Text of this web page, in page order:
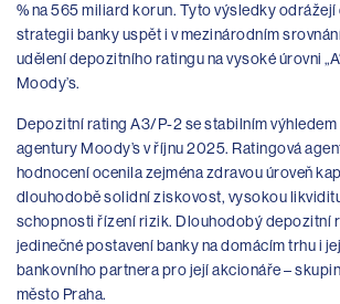
% na 565 miliard korun. Tyto výsledky
strategii banky uspět i v mezinárodním
udělení depozitního ratingu na vysoké úrovni
Moody’s.
Depozitní rating A3/P-2 se stabilním výhledem
agentury Moody’s v říjnu 2025. Ratingová
hodnocení ocenila zejména zdravou úroveň
dlouhodobě solidní ziskovost, vysokou
schopnosti řízení rizik. Dlouhodobý depozitní
jedinečné postavení banky na domácím trhu i
bankovního partnera pro její akcionáře –
město Praha.